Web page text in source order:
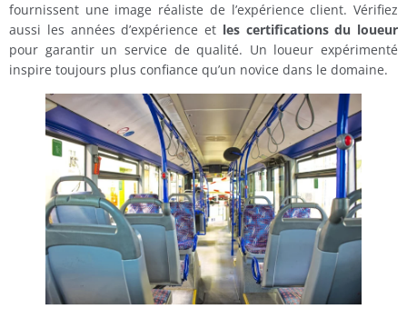
fournissent une image réaliste de l’expérience client. Vérifiez
aussi les années d’expérience et les certifications du loueur
pour garantir un service de qualité. Un loueur expérimenté
inspire toujours plus confiance qu’un novice dans le domaine.